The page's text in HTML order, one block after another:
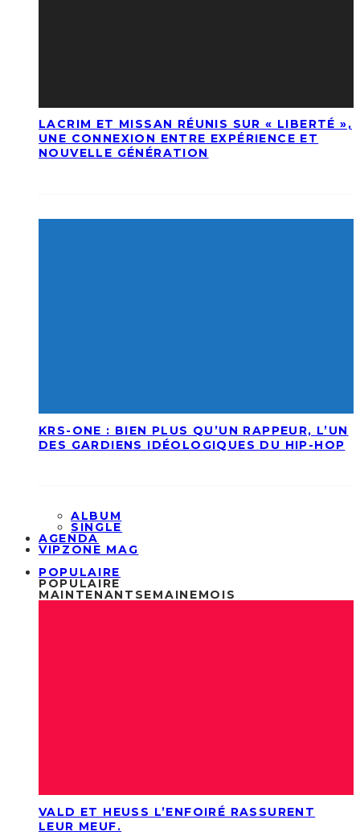
LACRIM ET MISSAN RÉUNIS SUR « LIBERTÉ »,
UNE CONNEXION ENTRE EXPÉRIENCE ET
NOUVELLE GÉNÉRATION
KRS-ONE : BIEN PLUS QU’UN RAPPEUR, L’UN
DES GARDIENS IDÉOLOGIQUES DU HIP-HOP
ALBUM
SINGLE
AGENDA
VIPZONE MAG
POPULAIRE
POPULAIRE
MAINTENANT SEMAINEMOIS
VALD ET HEUSS L’ENFOIRÉ RASSURENT
LEUR MEUF.